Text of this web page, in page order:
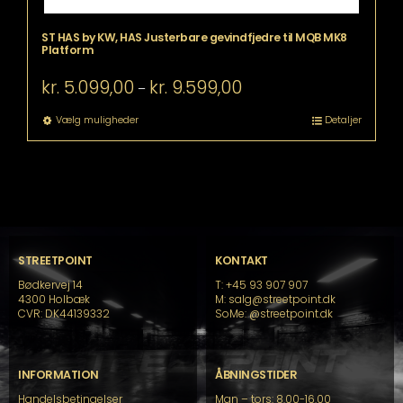
ST HAS by KW, HAS Justerbare gevindfjedre til MQB MK8
Platform
kr. 5.099,00 – kr. 9.599,00
Vælg mulighederDette
vare
Detaljer
STREETPOINT
Bødkervej 14
4300 Holbæk
CVR: DK44139332
KONTAKT
T: +45 93 907 907
M: salg@streetpoint.dk
SoMe:@streetpoint.dk
INFORMATION
Handelsbetingelser
ÅBNINGSTIDER
Man – tors: 8.00-16.00